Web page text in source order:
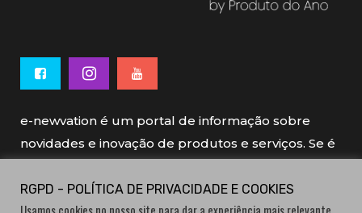
e-newvation é um portal de informação sobre
novidades e inovação de produtos e serviços. Se é
RGPD - POLÍTICA DE PRIVACIDADE E COOKIES